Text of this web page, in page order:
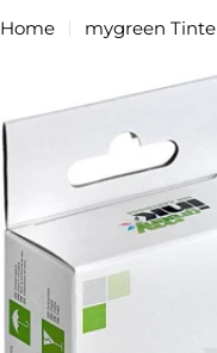
Home mygreen Tinte
den
Produktinformationen